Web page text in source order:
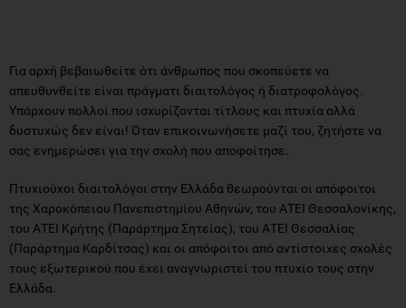
Για αρχή βεβαιωθείτε ότι άνθρωπος που σκοπεύετε να
απευθυνθείτε είναι πράγματι διαιτολόγος ή διατροφολόγος.
Υπάρχουν πολλοί που ισχυρίζονται τίτλους και πτυχία αλλά
δυστυχώς δεν είναι! Όταν επικοινωνήσετε μαζί του, ζητήστε να
σας ενημερώσει για την σχολή που αποφοίτησε.
Πτυχιούχοι διαιτολόγοι στην Ελλάδα θεωρούνται οι απόφοιτοι
της Χαροκόπειου Πανεπιστημίου Αθηνών, του ΑΤΕΙ Θεσσαλονίκης,
του ΑΤΕΙ Κρήτης (Παράρτημα Σητείας), του ΑΤΕΙ Θεσσαλίας
(Παράρτημα Καρδίτσας) και οι απόφοιτοι από αντίστοιχες σχολές
τους εξωτερικού που έχει αναγνωριστεί του πτυχίο τους στην
Ελλάδα.